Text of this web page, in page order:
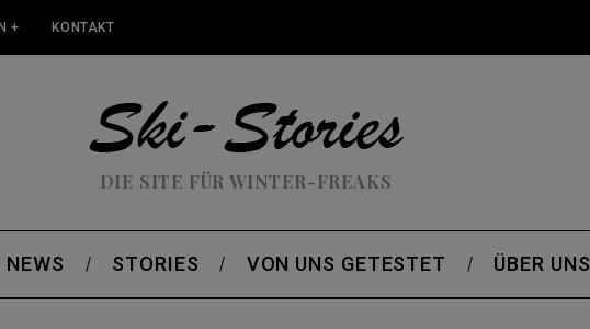
+ KONTAKT
DIE SITE FÜR WINTER-FREAKS
NEWS STORIES VON UNS GETESTET ÜBER UNS